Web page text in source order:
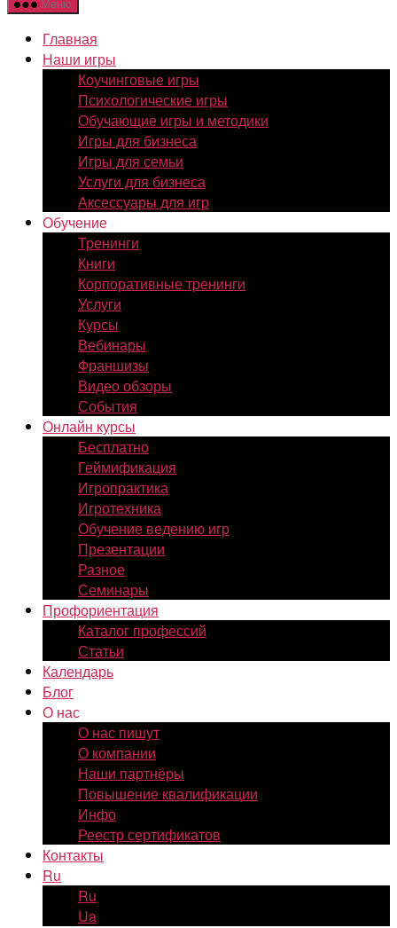
Меню
Главная
Наши игры
Коучинговые игры
Психологические игры
Обучающие игры и методики
Игры для бизнеса
Игры для семьи
Услуги для бизнеса
Аксессуары для игр
Обучение
Тренинги
Книги
Корпоративные тренинги
Услуги
Курсы
Вебинары
Франшизы
Видео обзоры
События
Онлайн курсы
Бесплатно
Геймификация
Игропрактика
Игротехника
Обучение ведению игр
Презентации
Разное
Семинары
Профориентация
Каталог профессий
Статьи
Календарь
Блог
О нас
О нас пишут
О компании
Наши партнёры
Повышение квалификации
Инфо
Реестр сертификатов
Контакты
Ru
Ru
Ua